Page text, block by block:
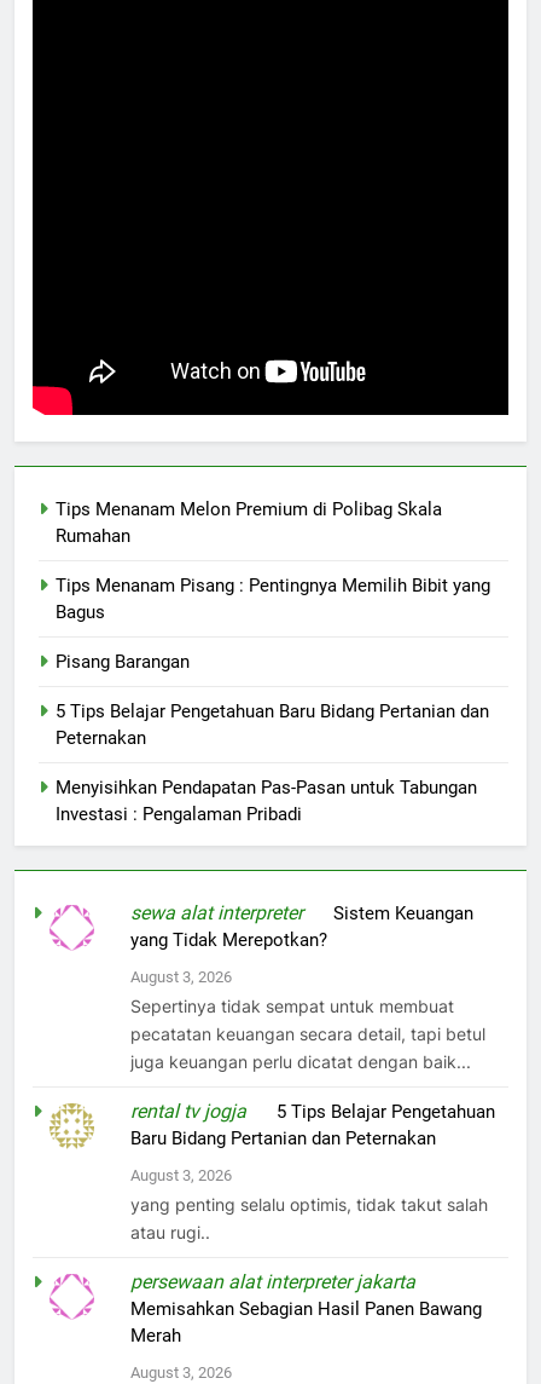
Tips Menanam Melon Premium di Polibag Skala
Rumahan
Tips Menanam Pisang : Pentingnya Memilih Bibit yang
Bagus
Pisang Barangan
5 Tips Belajar Pengetahuan Baru Bidang Pertanian dan
Peternakan
Menyisihkan Pendapatan Pas-Pasan untuk Tabungan
Investasi : Pengalaman Pribadi
sewa alat interpreteronSistem Keuangan
yang Tidak Merepotkan?
August 3, 2026
Sepertinya tidak sempat untuk membuat
pecatatan keuangan secara detail, tapi betul
juga keuangan perlu dicatat dengan baik...
rental tv jogja
5 Tips Belajar Pengetahuan
Baru Bidang Pertanian dan Peternakan
August 3, 2026
yang penting selalu optimis, tidak takut salah
atau rugi..
persewaan alat interpreter jakarta
Memisahkan Sebagian Hasil Panen Bawang
Merah
August 3, 2026